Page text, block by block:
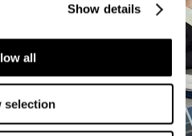
Show details
all
selection